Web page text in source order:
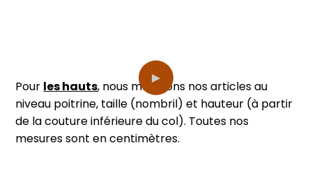
Pour les hauts, nous mesurons nos articles au
niveau poitrine, taille (nombril) et hauteur (à partir
de la couture inférieure du col). Toutes nos
mesures sont en centimètres.